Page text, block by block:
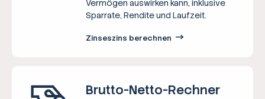
Vermögen auswirken kann, inklusive
Sparrate, Rendite und Laufzeit.
Zinseszins berechnen
Brutto-Netto-­Rechner